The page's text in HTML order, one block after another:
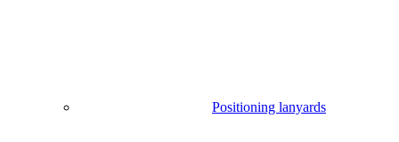
Positioning lanyards